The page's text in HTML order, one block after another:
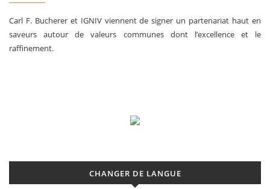
Carl F. Bucherer et IGNIV viennent de signer un partenariat haut en
saveurs autour de valeurs communes dont l’excellence et le
raffinement.
CHANGER DE LANGUE